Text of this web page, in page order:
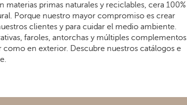
primas naturales y reciclables, cera 100%
Porque nuestro mayor compromiso es crear
clientes y para cuidar el medio ambiente.
faroles, antorchas y múltiples complementos
en exterior. Descubre nuestros catálogos e